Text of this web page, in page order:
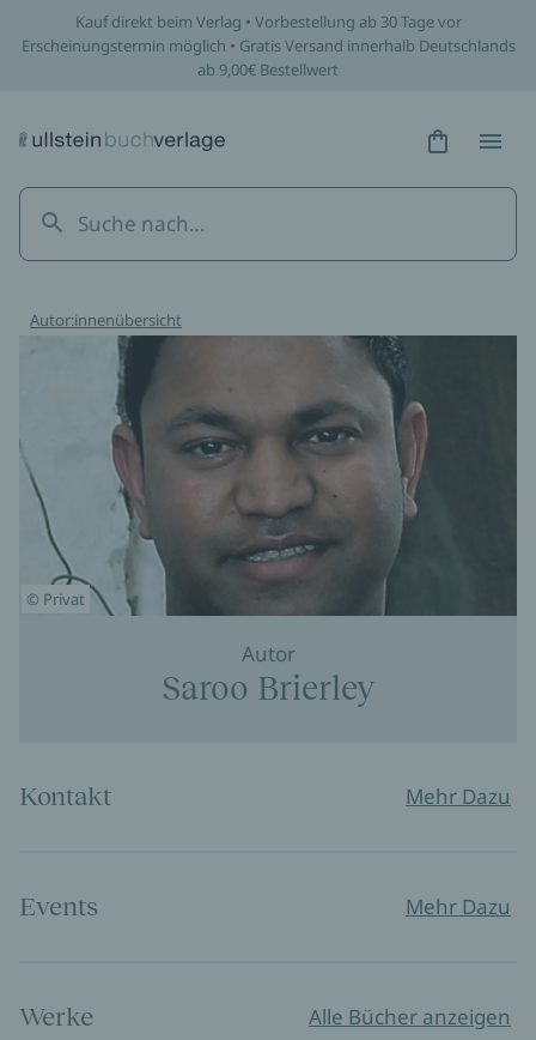
Kauf direkt beim Verlag • Vorbestellung ab 30 Tage vor
Erscheinungstermin möglich • Gratis Versand innerhalb Deutschlands
ab 9,00€ Bestellwert
Hidden
Autor:innenübersicht
© Privat
Autor
Saroo Brierley
Kontakt Mehr Dazu
Events Mehr Dazu
Werke Alle Bücher anzeigen